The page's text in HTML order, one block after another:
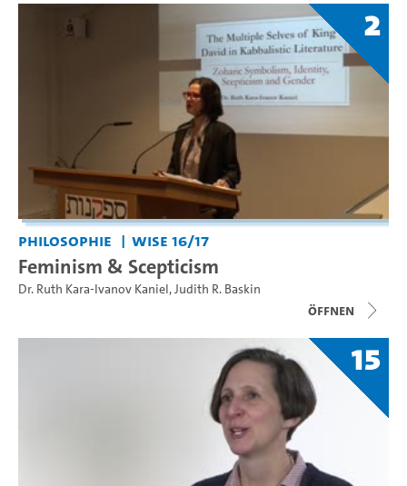
2
Philosophie WiSe 16/17
Feminism & Scepticism
Dr. Ruth Kara-Ivanov Kaniel,Judith R. Baskin
Öffnen
15